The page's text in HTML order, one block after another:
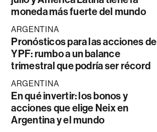
moneda más fuerte del mundo
ARGENTINA
Pronósticos para las acciones de
YPF: rumbo a un balance
trimestral que podría ser récord
ARGENTINA
En qué invertir: los bonos y
acciones que elige Neix en
Argentina y el mundo